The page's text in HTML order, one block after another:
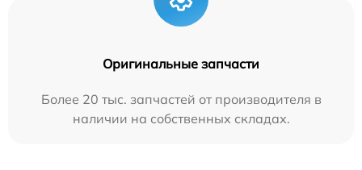
Оригинальные запчасти
Более 20 тыс. запчастей от производителя в
наличии на собственных складах.